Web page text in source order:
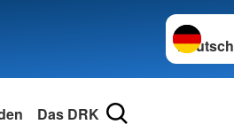
Sprache
Das DRK